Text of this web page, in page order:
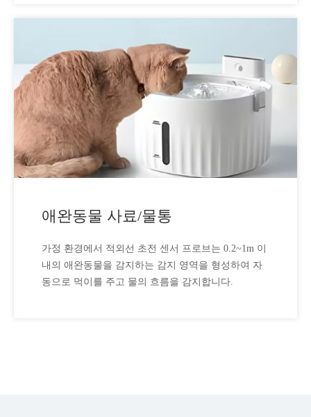
애완동물 사료/물통
가정 환경에서 적외선 초전 센서 프로브는 0.2~1m 이
내의 애완동물을 감지하는 감지 영역을 형성하여 자
동으로 먹이를 주고 물의 흐름을 감지합니다.